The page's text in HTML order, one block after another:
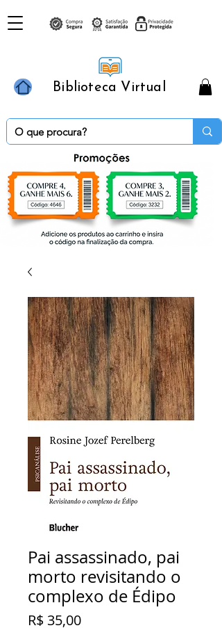
Biblioteca Virtual
Pai assassinado, pai
morto revisitando o
complexo de Édipo
R$ 35,00Preço